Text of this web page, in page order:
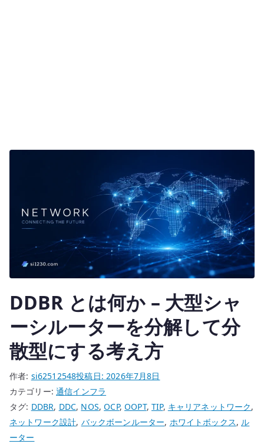
DDBR とは何か – 大型シャ
ーシルーターを分解して分
散型にする考え方
作者: si62512548投稿日:2026年7月8日
カテゴリー:通信インフラ
タグ: DDBR, DDC, NOS,OCP,OOPT,TIP, キャリアネットワーク,
ネットワーク設計, バックボーンルーター, ホワイトボックス, ル
ーター